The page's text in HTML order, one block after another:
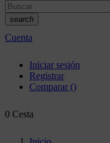
search
Cuenta
Iniciar sesión
Registrar
Comparar ()
0 Cesta